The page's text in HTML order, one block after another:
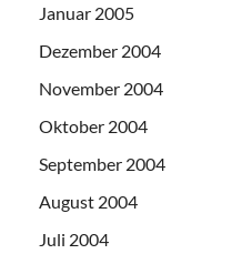
Januar 2005
Dezember 2004
November 2004
Oktober 2004
September 2004
August 2004
Juli 2004